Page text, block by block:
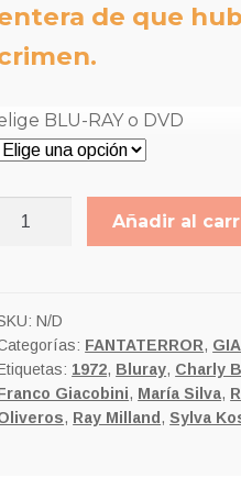
de que
BLU-RAY o DVD
Añadir al
N/D
FANTATERROR,
1972, Bluray, Charly
Giacobini, María Silva,
, Ray Milland ,Sylva